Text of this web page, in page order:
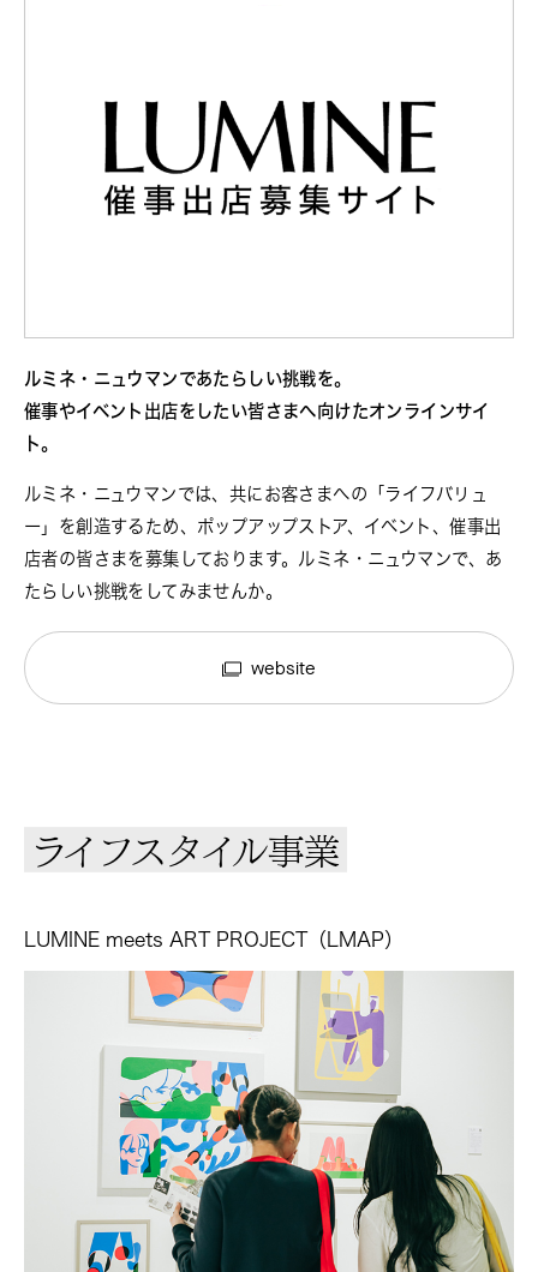
ルミネ・ニュウマンであたらしい挑戦を。
催事やイベント出店をしたい皆さまへ向けたオンラインサイ
ト。
ルミネ・ニュウマンでは、共にお客さまへの「ライフバリュ
ー」を創造するため、ポップアップストア、イベント、催事出
店者の皆さまを募集しております。ルミネ・ニュウマンで、あ
たらしい挑戦をしてみませんか。
website
ライフスタイル事業
LUMINE meets ART PROJECT（LMAP）